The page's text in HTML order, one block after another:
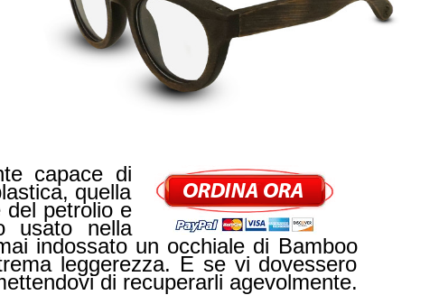
capace di
quella
del petrolio e
usato nella
indossato un occhiale di Bamboo
leggerezza. E se vi dovessero
di recuperarli agevolmente.